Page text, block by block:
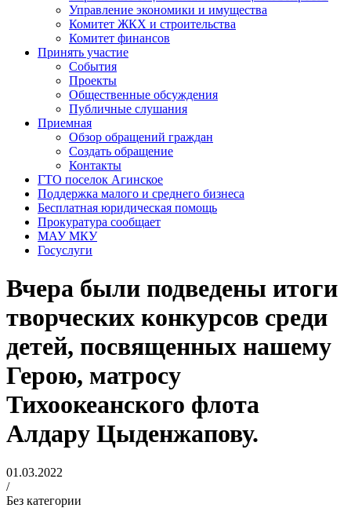
Управление экономики и имущества
Комитет ЖКХ и строительства
Комитет финансов
Принять участие
События
Проекты
Общественные обсуждения
Публичные слушания
Приемная
Обзор обращений граждан
Создать обращение
Контакты
ГТО поселок Агинское
Поддержка малого и среднего бизнеса
Бесплатная юридическая помощь
Прокуратура сообщает
МАУ МКУ
Госуслуги
Вчера были подведены итоги
творческих конкурсов среди
детей, посвященных нашему
Герою, матросу
Тихоокеанского флота
Алдару Цыденжапову.
01.03.2022
/
Без категории